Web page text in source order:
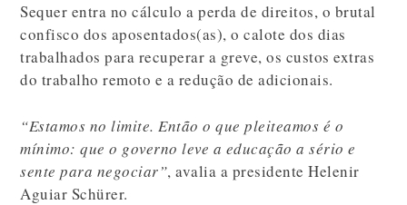
Sequer entra no cálculo a perda de direitos, o brutal
confisco dos aposentados(as), o calote dos dias
trabalhados para recuperar a greve, os custos extras
do trabalho remoto e a redução de adicionais.
“Estamos no limite. Então o que pleiteamos é o
mínimo: que o governo leve a educação a sério e
sente para negociar”, avalia a presidente Helenir
Aguiar Schürer.